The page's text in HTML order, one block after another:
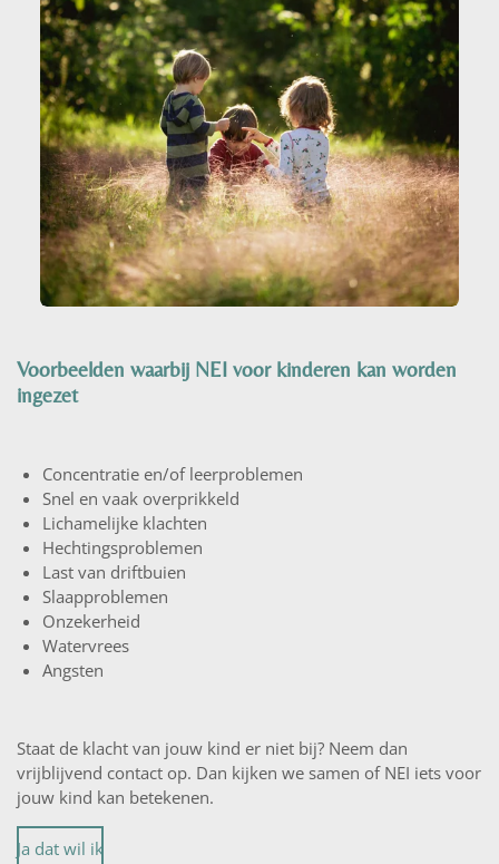
Voorbeelden waarbij NEI voor kinderen kan worden
ingezet
Concentratie en/of leerproblemen
Snel en vaak overprikkeld
Lichamelijke klachten
Hechtingsproblemen
Last van driftbuien
Slaapproblemen
Onzekerheid
Watervrees
Angsten
Staat de klacht van jouw kind er niet bij? Neem dan
vrijblijvend contact op. Dan kijken we samen of NEI iets voor
jouw kind kan betekenen.
Ja dat wil ik